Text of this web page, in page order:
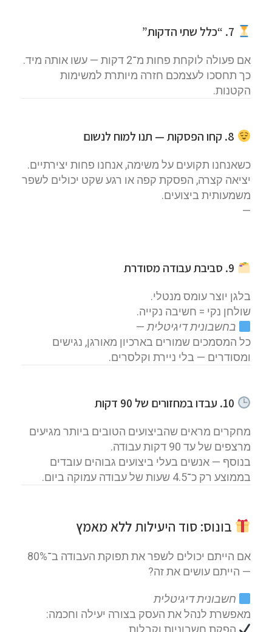
אם פעולה לוקחת פחות מ־2 דקות — עשו אותה מיד.
כך תחסכו לעצמכם חזרה מיותרת למשימות
הקטנות.
כשאנחנו תקועים על משימה, אנחנו פחות יצירתיים.
יציאה קצרה, הפסקת קפה או רגע שקט יכולים לשפר
משמעותית ביצועים.
—
בלגן יוצר עומס מנטלי.
שולחן נקי = חשיבה נקייה.
בחשבונית דיגיטלית —
כל המסמכים שמורים בארכיון מאורגן, נגישים
ומסודרים — בלי ניירת וקלסרים.
מחקרים מראים שהביצועים הטובים ביותר מגיעים
מרצפים של עד 90 דקות עבודה.
בנוסף — אנשים בעלי ביצועים גבוהים עובדים
בממוצע רק כ־4.5 שעות של עבודה עמוקה ביום.
בונוס: סוד היעילות ללא מאמץ
אם הייתם יכולים לשפר את תפוקת העבודה ב־80%
— הייתם עושים את זה?
חשבונית דיגיטלית
מאפשרת לנהל את העסק בצורה יעילה וחכמה:
הפקת חשבוניות וקבלות